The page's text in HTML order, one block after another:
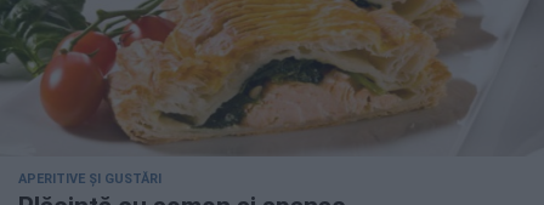
APERITIVE ȘI GUSTĂRI